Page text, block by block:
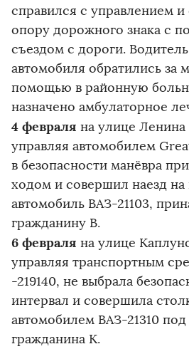
справился с управлением
опору дорожного знака с
съездом с дороги.
автомобиля обратились за
помощью в районную
назначено амбулаторное
4 февраля на улице
управляя автомобилем
в безопасности манёвра
ходом и совершил наезд
автомобиль ВАЗ-21103,
гражданину В.
6 февраля на улице
управляя транспортным
-219140, не выбрала
интервал и совершила
автомобилем ВАЗ-21310
гражданина К.